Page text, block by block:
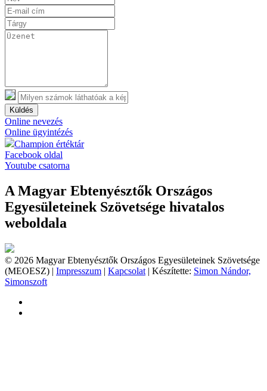
Küldés
Online nevezés
Online ügyintézés
Champion értéktár
Facebook oldal
Youtube csatorna
A Magyar Ebtenyésztők Országos
Egyesületeinek Szövetsége hivatalos
weboldala
© 2026 Magyar Ebtenyésztők Országos Egyesületeinek Szövetsége
(MEOESZ) | Impresszum | Kapcsolat | Készítette: Simon Nándor,
Simonszoft